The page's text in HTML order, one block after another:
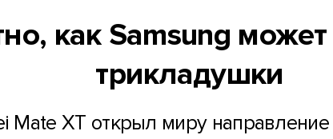
как Samsung
трикладушки
XT открыл миру